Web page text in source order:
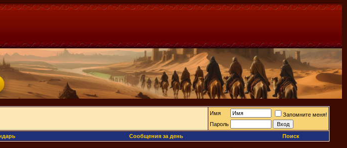
Имя
Запомните меня!
Пароль
Сообщения за день Поиск